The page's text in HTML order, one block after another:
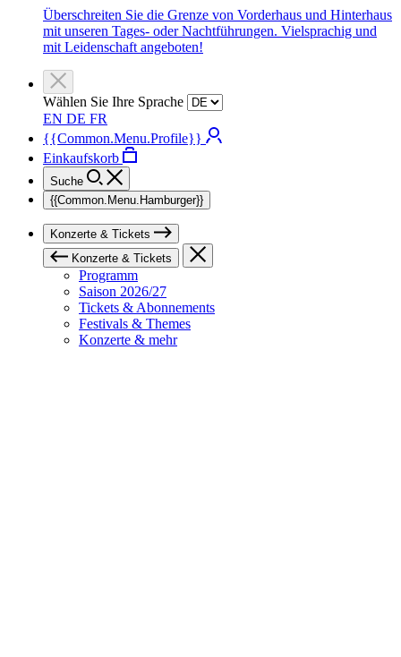
Überschreiten Sie die Grenze von Vorderhaus und Hinterhaus
mit unseren Tages- oder Nachtführungen. Vielsprachig und
mit Leidenschaft angeboten!
Wählen Sie Ihre Sprache
EN DE FR
{{Common.Menu.Profile}}
Einkaufskorb
Suche
{{Common.Menu.Hamburger}}
Konzerte & Tickets
Konzerte & Tickets
Programm
Saison 2026/27
Tickets & Abonnements
Festivals & Themes
Konzerte & mehr